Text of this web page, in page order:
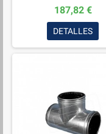
187,82 €
DETALLES